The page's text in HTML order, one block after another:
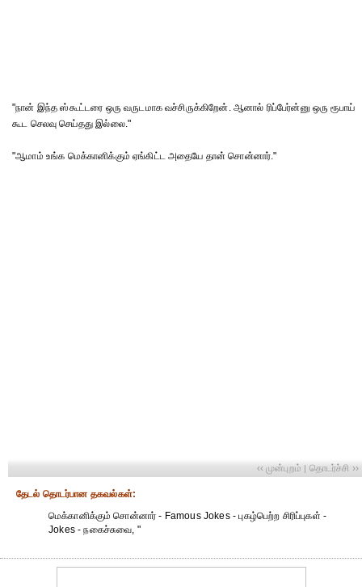
"நான் இந்த ஸ்கூட்டரை ஒரு வருடமாக வச்சிருக்கிறேன். ஆனால் ரிப்பேர்ன்னு ஒரு ரூபாய்
கூட செலவு செய்தது இல்லை."
"ஆமாம் உங்க மெக்கானிக்கும் ஏங்கிட்ட அதையே தான் சொன்னார்."
‹‹ முன்புறம் | தொடர்ச்சி ››
தேட‌ல் தொட‌ர்பான தகவ‌ல்க‌ள்:
மெக்கானிக்கும் சொன்னார் - Famous Jokes - புகழ்பெற்ற சிரிப்புகள் -
Jokes - நகைச்சுவை, "